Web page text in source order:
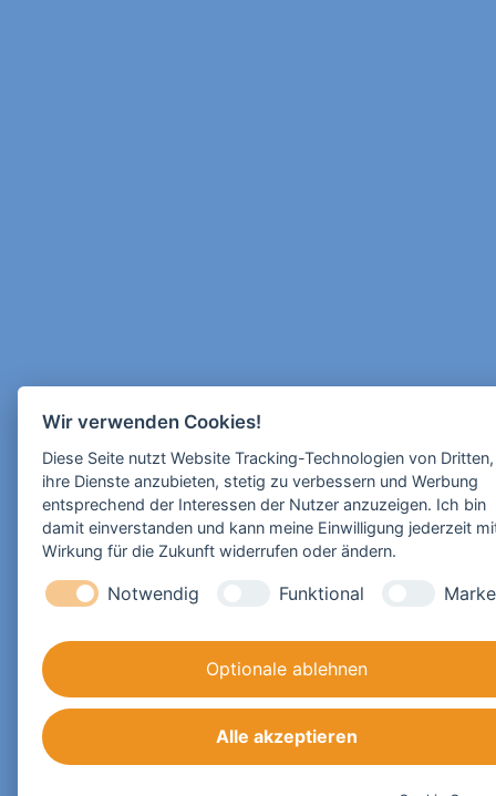
Wir verwenden Cookies!
Diese Seite nutzt Website Tracking-Technologien von
ihre Dienste anzubieten, stetig zu verbessern und Werbung
entsprechend der Interessen der Nutzer anzuzeigen. Ich bin
damit einverstanden und kann meine Einwilligung jederzeit
Wirkung für die Zukunft widerrufen oder ändern.
Notwendig Funktional
Optionale ablehnen
Alle akzeptieren